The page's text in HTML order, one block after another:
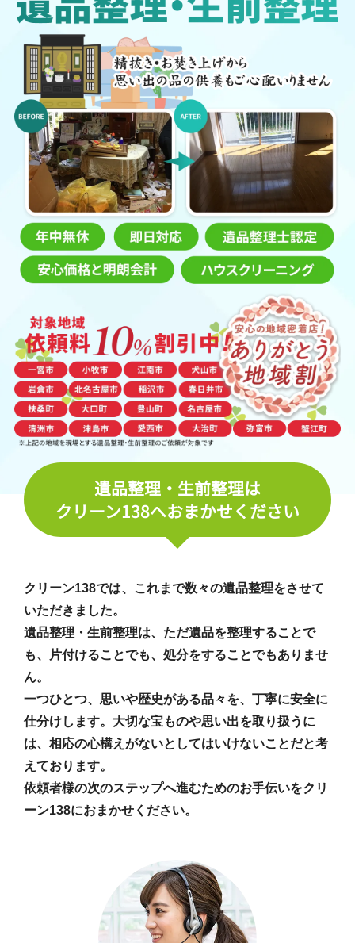
遺品整理・生前整理は
クリーン138へおまかせください
クリーン138では、これまで数々の遺品整理をさせて
いただきました。
遺品整理・生前整理は、ただ遺品を整理することで
も、片付けることでも、処分をすることでもありませ
ん。
一つひとつ、思いや歴史がある品々を、丁寧に安全に
仕分けします。大切な宝ものや思い出を取り扱うに
は、相応の心構えがないとしてはいけないことだと考
えております。
依頼者様の次のステップへ進むためのお手伝いをクリ
ーン138におまかせください。